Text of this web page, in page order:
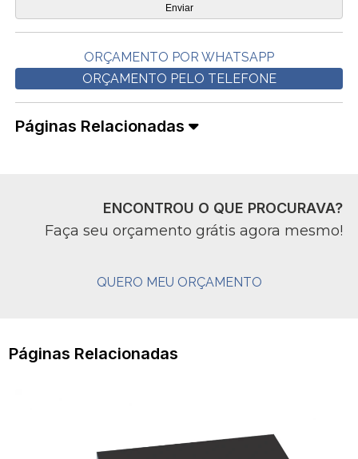
ORÇAMENTO POR WHATSAPP
ORÇAMENTO PELO TELEFONE
Páginas Relacionadas
ENCONTROU O QUE PROCURAVA?
Faça seu orçamento grátis agora mesmo!
QUERO MEU ORÇAMENTO
Páginas Relacionadas